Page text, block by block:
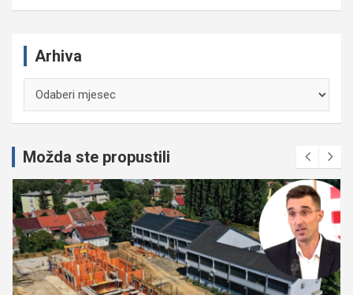
Arhiva
Možda ste propustili